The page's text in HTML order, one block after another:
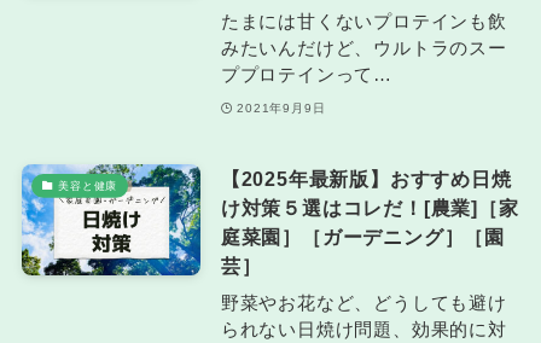
たまには甘くないプロテインも飲
みたいんだけど、ウルトラのスー
ププロテインって…
2021年9月9日
美容と健康
【2025年最新版】おすすめ日焼
け対策５選はコレだ！[農業]［家
庭菜園］［ガーデニング］［園
芸］
野菜やお花など、どうしても避け
られない日焼け問題、効果的に対